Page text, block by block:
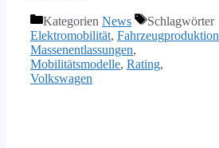
Kategorien News
Schlagwörter
Elektromobilität, Fahrzeugproduktion
Massenentlassungen,
Mobilitätsmodelle, Rating,
Volkswagen